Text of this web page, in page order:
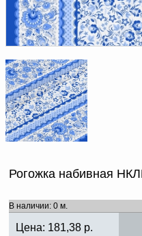
Как оформить заказ
Вакансии
Написать нам
Доверенность на
получение груза
Документы по работе с
персональными данными
Письмо руководителю
Вопросы и ответы
Рогожка набивная
В наличии: 0 м.
Цена: 181,38 р.